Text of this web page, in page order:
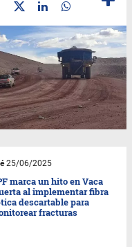
25/06/2025
marca un hito en Vaca
al implementar fibra
descartable para
fracturas